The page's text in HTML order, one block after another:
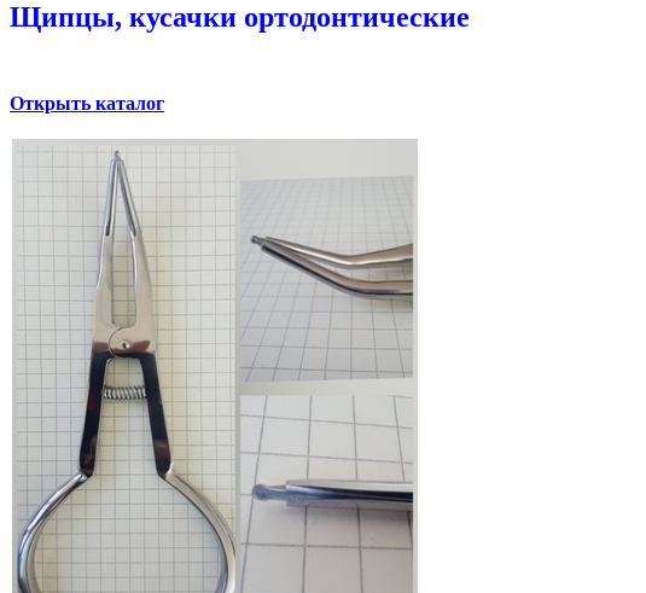
Щипцы, кусачки ортодонтические
Открыть каталог